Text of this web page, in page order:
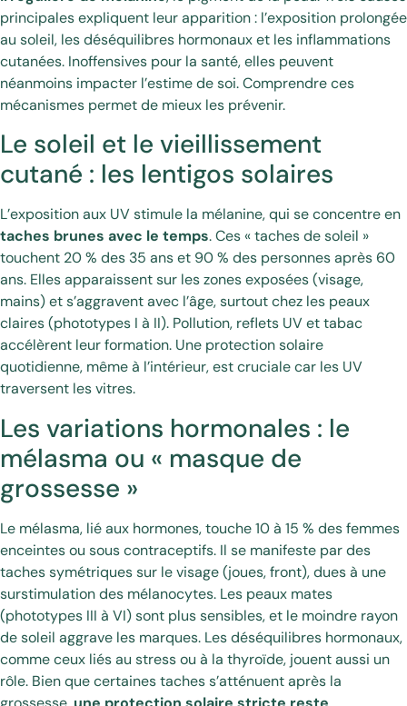
principales expliquent leur apparition : l’exposition prolongée
au soleil, les déséquilibres hormonaux et les inflammations
cutanées. Inoffensives pour la santé, elles peuvent
néanmoins impacter l’estime de soi. Comprendre ces
mécanismes permet de mieux les prévenir.
Le soleil et le vieillissement
cutané : les lentigos solaires
L’exposition aux UV stimule la mélanine, qui se concentre en
taches brunes avec le temps. Ces « taches de soleil »
touchent 20 % des 35 ans et 90 % des personnes après 60
ans. Elles apparaissent sur les zones exposées (visage,
mains) et s’aggravent avec l’âge, surtout chez les peaux
claires (phototypes I à II). Pollution, reflets UV et tabac
accélèrent leur formation. Une protection solaire
quotidienne, même à l’intérieur, est cruciale car les UV
traversent les vitres.
Les variations hormonales : le
mélasma ou « masque de
grossesse »
Le mélasma, lié aux hormones, touche 10 à 15 % des femmes
enceintes ou sous contraceptifs. Il se manifeste par des
taches symétriques sur le visage (joues, front), dues à une
surstimulation des mélanocytes. Les peaux mates
(phototypes III à VI) sont plus sensibles, et le moindre rayon
de soleil aggrave les marques. Les déséquilibres hormonaux,
comme ceux liés au stress ou à la thyroïde, jouent aussi un
rôle. Bien que certaines taches s’atténuent après la